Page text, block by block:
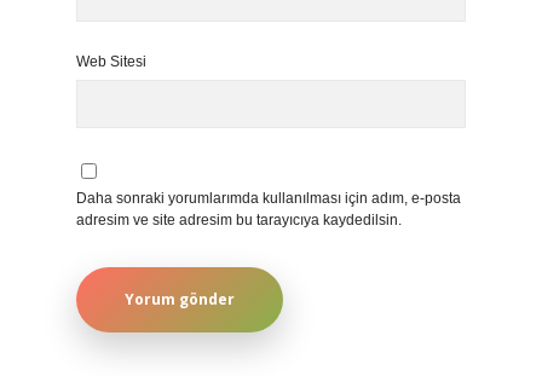
Web Sitesi
Daha sonraki yorumlarımda kullanılması için adım, e-posta
adresim ve site adresim bu tarayıcıya kaydedilsin.